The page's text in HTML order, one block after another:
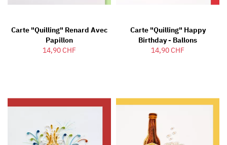
Carte "Quilling" Renard Avec
Papillon
14,90 CHF
Carte "Quilling" Happy
Birthday - Ballons
14,90 CHF